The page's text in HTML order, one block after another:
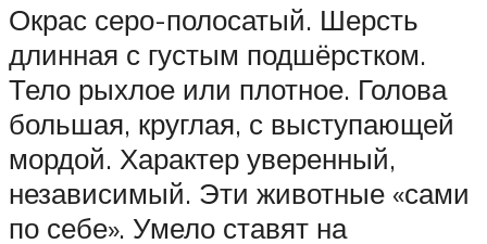
Окрас серо-полосатый. Шерсть
длинная с густым подшёрстком.
Тело рыхлое или плотное. Голова
большая, круглая, с выступающей
мордой. Характер уверенный,
независимый. Эти животные «сами
по себе». Умело ставят на